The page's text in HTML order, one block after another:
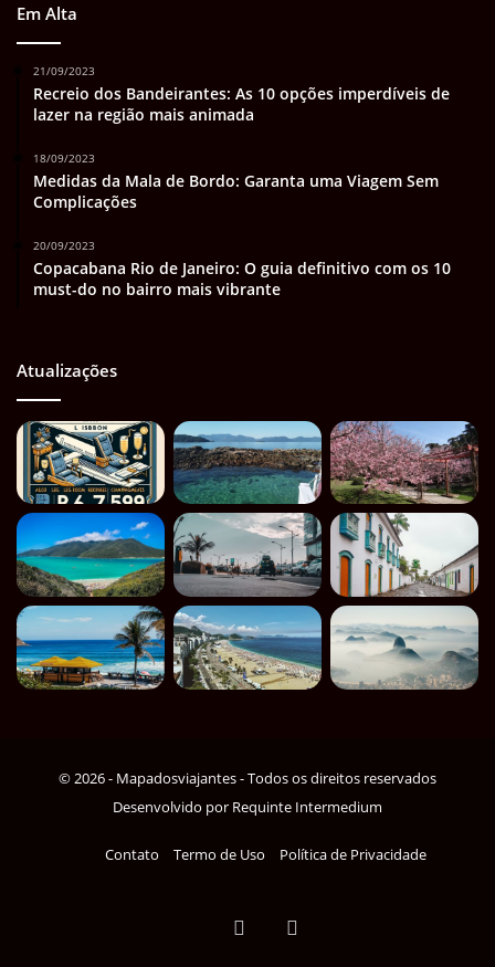
Em Alta
21/09/2023
Recreio dos Bandeirantes: As 10 opções imperdíveis de
lazer na região mais animada
18/09/2023
Medidas da Mala de Bordo: Garanta uma Viagem Sem
Complicações
20/09/2023
Copacabana Rio de Janeiro: O guia definitivo com os 10
must-do no bairro mais vibrante
Atualizações
© 2026 - Mapadosviajantes - Todos os direitos reservados
Desenvolvido por Requinte Intermedium
Contato Termo de Uso Política de Privacidade
Pinterest